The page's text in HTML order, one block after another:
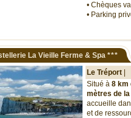
• Chèques
• Parking
La Vieille Ferme & Spa ***
Le Tréport
Situé à 8 km
mètres de la
accueille
et de